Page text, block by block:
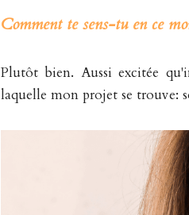
Comment te sens-tu en ce
Plutôt bien. Aussi excitée
laquelle mon projet se trouve: